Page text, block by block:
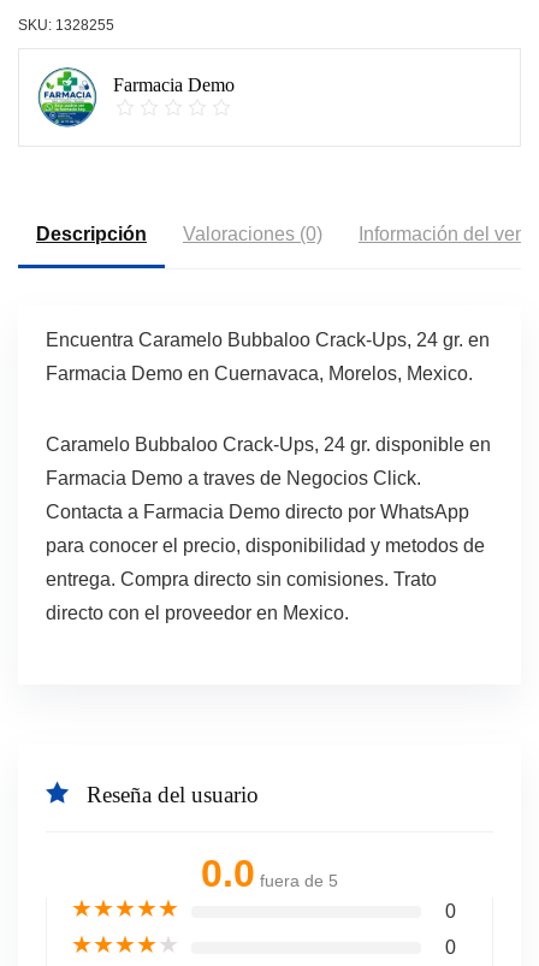
SKU: 1328255
Farmacia Demo
Descripción Valoraciones (0) Información del
Encuentra Caramelo Bubbaloo Crack-Ups, 24 gr. en
Farmacia Demo en Cuernavaca, Morelos, Mexico.
Caramelo Bubbaloo Crack-Ups, 24 gr. disponible en
Farmacia Demo a traves de Negocios Click.
Contacta a Farmacia Demo directo por WhatsApp
para conocer el precio, disponibilidad y metodos de
entrega. Compra directo sin comisiones. Trato
directo con el proveedor en Mexico.
Reseña del usuario
0.0 fuera de 5
★★★★★ 0
★★★★★ 0